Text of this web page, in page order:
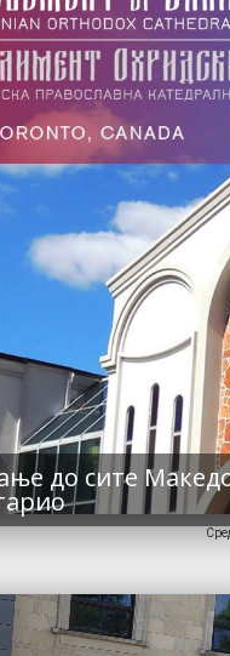
до сите